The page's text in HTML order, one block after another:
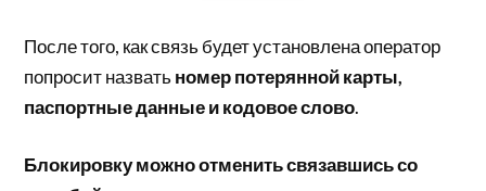
После того, как связь будет установлена оператор
попросит назватьномер потерянной карты,
паспортные данные и кодовое слово.
Блокировку можно отменить связавшись со